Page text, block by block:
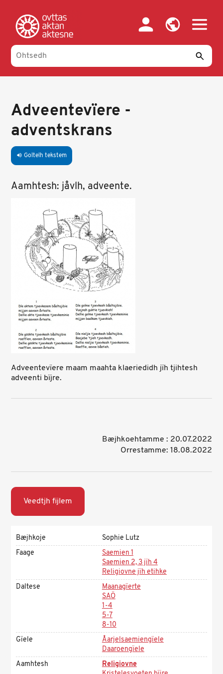
main
content
Adveentevïere -
adventskrans
volume_up Goltelh tekstem
Aamhtesh: jåvlh, adveente.
Adveentevïere maam maahta klaeriedidh jïh tjihtesh
adveenti bïjre.
Bæjhkoehtamme : 20.07.2022
Orrestamme: 18.08.2022
Veedtjh fijlem
Bæjhkoje
Sophie Lutz
Faage
Saemien 1
Saemien 2, 3 jïh 4
Religiovne jïh etihke
Daltese
Maanagïerte
SAÖ
1-4
5-7
8-10
Gïele
Åarjelsaemiengïele
Daaroengïele
Aamhtesh
Religiovne